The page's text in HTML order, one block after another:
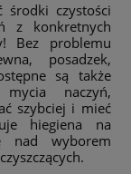
środki czystości
z konkretnych
Bez problemu
posadzek,
są także
naczyń,
szybciej i mieć
hiegiena na
nad wyborem